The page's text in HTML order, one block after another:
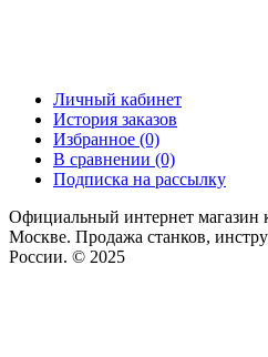
Личный кабинет
История заказов
Избранное (0)
В сравнении (0)
Подписка на рассылку
Официальный интернет
Москве. Продажа станков,
России. © 2025